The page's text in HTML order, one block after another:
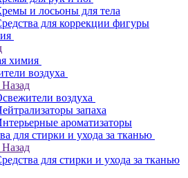
и лосьоны для тела
для коррекции фигуры
химия
воздуха
Назад
воздуха
запаха
ароматизаторы
для стирки и ухода за тканью
Назад
для стирки и ухода за тканью